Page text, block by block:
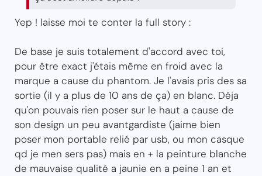
Yep ! laisse moi te conter la full story :
De base je suis totalement d'accord avec toi,
pour être exact j'étais même en froid avec la
marque a cause du phantom. Je l'avais pris des sa
sortie (il y a plus de 10 ans de ça) en blanc. Déja
qu'on pouvais rien poser sur le haut a cause de
son design un peu avantgardiste (jaime bien
poser mon portable relié par usb, ou mon casque
qd je men sers pas) mais en + la peinture blanche
de mauvaise qualité a jaunie en a peine 1 an et